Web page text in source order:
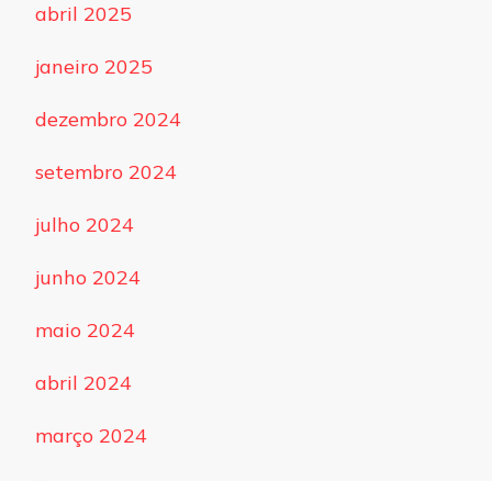
abril 2025
janeiro 2025
dezembro 2024
setembro 2024
julho 2024
junho 2024
maio 2024
abril 2024
março 2024